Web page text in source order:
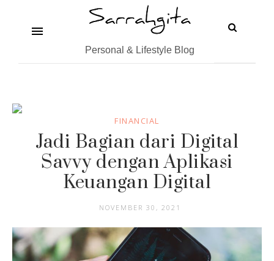
Personal & Lifestyle Blog
FINANCIAL
Jadi Bagian dari Digital
Savvy dengan Aplikasi
Keuangan Digital
NOVEMBER 30, 2021